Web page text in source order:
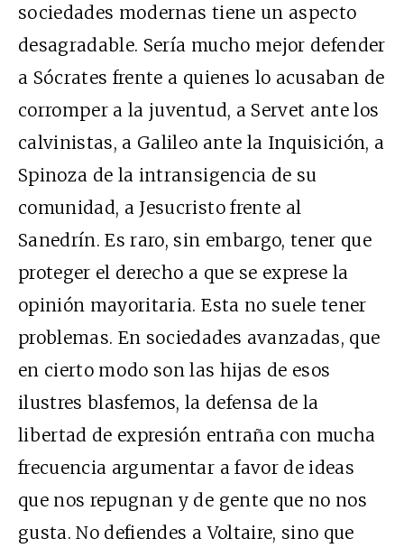
sociedades modernas tiene un aspecto
desagradable. Sería mucho mejor defender
a Sócrates frente a quienes lo acusaban de
corromper a la juventud, a Servet ante los
calvinistas, a Galileo ante la Inquisición, a
Spinoza de la intransigencia de su
comunidad, a Jesucristo frente al
Sanedrín. Es raro, sin embargo, tener que
proteger el derecho a que se exprese la
opinión mayoritaria. Esta no suele tener
problemas. En sociedades avanzadas, que
en cierto modo son las hijas de esos
ilustres blasfemos, la defensa de la
libertad de expresión entraña con mucha
frecuencia argumentar a favor de ideas
que nos repugnan y de gente que no nos
gusta. No defiendes a Voltaire, sino que